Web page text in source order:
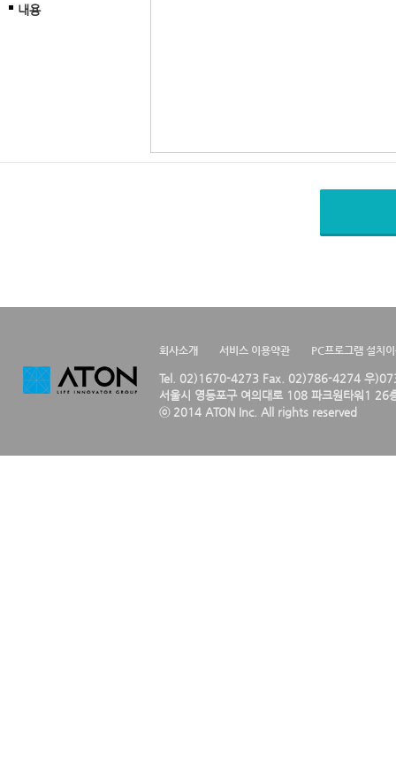
내용
회사소개 서비스 이용약관 PC프로그램 설치
Tel. 02)1670-4273 Fax. 02)786-4274 우
서울시 영등포구 여의대로 108 파크원타워1 26
ⓒ 2014 ATON Inc. All rights reserved